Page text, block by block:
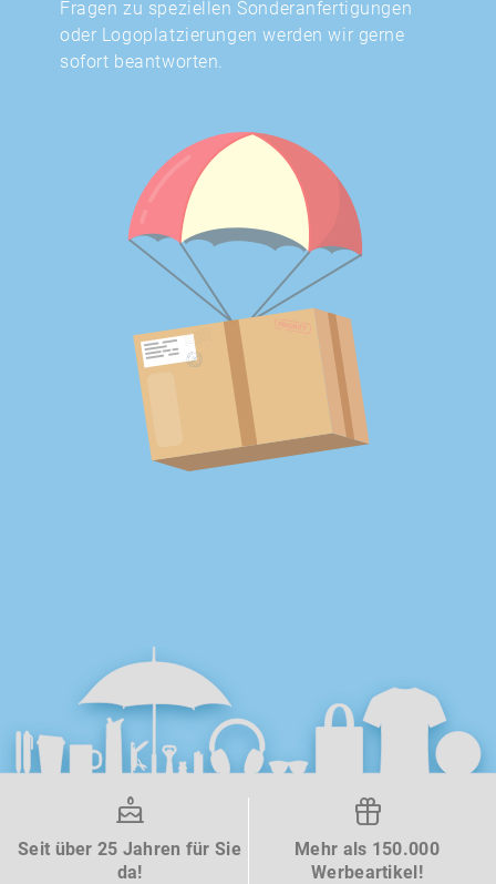
Fragen zu speziellen Sonderanfertigungen
oder Logoplatzierungen werden wir gerne
sofort beantworten.
Seit über 25 Jahren für Sie
da!
Mehr als 150.000
Werbeartikel!